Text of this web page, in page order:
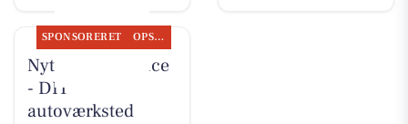
SPONSORERET OPSLAGSTAVLEN
Nyt fra Rs-Service
- DIT
autoværksted